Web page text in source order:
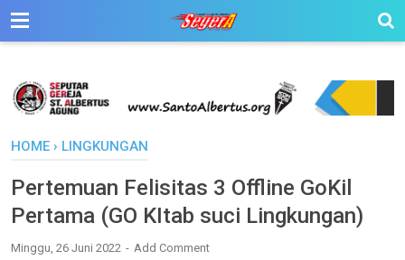
HOME › LINGKUNGAN
Pertemuan Felisitas 3 Offline GoKil
Pertama (GO KItab suci Lingkungan)
Minggu, 26 Juni 2022 Add Comment